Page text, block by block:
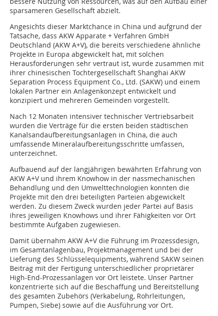
sparsameren Gesellschaft abzielt.
Angesichts dieser Marktchance in China und aufgrund der
Tatsache, dass AKW Apparate + Verfahren GmbH
Deutschland (AKW A+V), die bereits verschiedene ähnliche
Projekte in Europa abgewickelt hat, mit solchen
Herausforderungen sehr vertraut ist, wurde zusammen mit
ihrer chinesischen Tochtergesellschaft Shanghai AKW
Separation Process Equipment Co., Ltd. (SAKW) und einem
lokalen Partner ein Anlagenkonzept entwickelt und
konzipiert und mehreren Gemeinden vorgestellt.
Nach 12 Monaten intensiver technischer Vertriebsarbeit
wurden die Verträge für die ersten beiden städtischen
Kanalsandaufbereitungsanlagen in China, die auch
umfassende Mineralaufbereitungsschritte umfassen,
unterzeichnet.
Aufbauend auf der langjährigen bewährten Erfahrung von
AKW A+V und ihrem Knowhow in der nassmechanischen
Behandlung und den Umwelttechnologien konnten die
Projekte mit den drei beteiligten Parteien abgewickelt
werden. Zu diesem Zweck wurden jeder Partei auf Basis
ihres jeweiligen Knowhows und ihrer Fähigkeiten vor Ort
bestimmte Aufgaben zugewiesen.
Damit übernahm AKW A+V die Führung im Prozessdesign,
im Gesamtanlagenbau, Projektmanagement und bei der
Lieferung des Schlüsselequipments, während SAKW seinen
Beitrag mit der Fertigung unterschiedlicher proprietärer
High-End-Prozessanlagen vor Ort leistete. Unser Partner
konzentrierte sich auf die Beschaffung und Bereitstellung
des gesamten Zubehörs (Verkabelung, Rohrleitungen,
Pumpen, Siebe) sowie auf die Ausführung vor Ort.